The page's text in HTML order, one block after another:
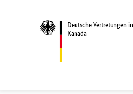
Deutsche Vertretungen in
Kanada